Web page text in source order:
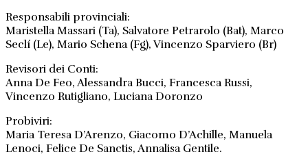
Responsabili provinciali:
Maristella Massari (Ta), Salvatore Petrarolo (Bat), Marco
Seclí (Le), Mario Schena (Fg), Vincenzo Sparviero (Br)
Revisori dei Conti:
Anna De Feo, Alessandra Bucci, Francesca Russi,
Vincenzo Rutigliano, Luciana Doronzo
Probiviri:
Maria Teresa D’Arenzo, Giacomo D’Achille, Manuela
Lenoci, Felice De Sanctis, Annalisa Gentile.